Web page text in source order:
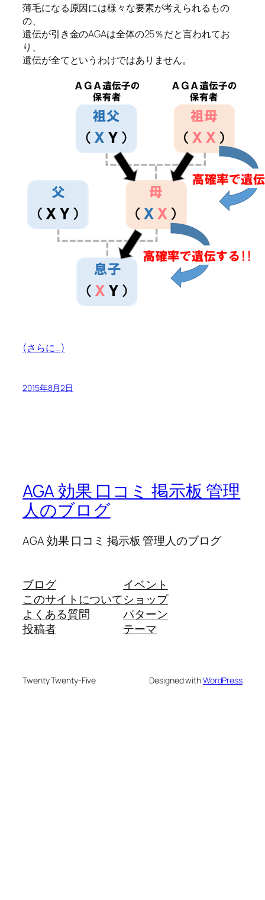
薄毛になる原因には様々な要素が考えられるもの
の、
遺伝が引き金のAGAは全体の25％だと言われてお
り、
遺伝が全てというわけではありません。
(さらに…)
2015年8月2日
AGA 効果 口コミ 掲示板 管理
人のブログ
AGA 効果 口コミ 掲示板 管理人のブログ
ブログ
このサイトについて
よくある質問
投稿者
イベント
ショップ
パターン
テーマ
Twenty Twenty-Five Designed withWordPress